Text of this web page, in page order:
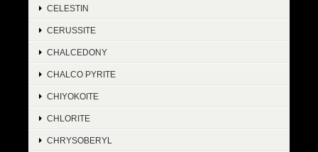
CELESTIN
CERUSSITE
CHALCEDONY
CHALCO PYRITE
CHIYOKOITE
CHLORITE
CHRYSOBERYL